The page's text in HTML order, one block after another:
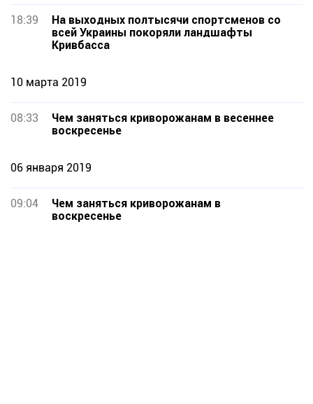
18:39
На выходных полтысячи спортсменов со
всей Украины покоряли ландшафты
Кривбасса
10 марта 2019
08:33
Чем заняться криворожанам в весеннее
воскресенье
06 января 2019
09:04
Чем заняться криворожанам в
воскресенье